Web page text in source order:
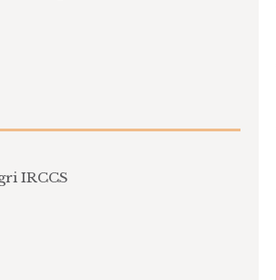
IRCCS